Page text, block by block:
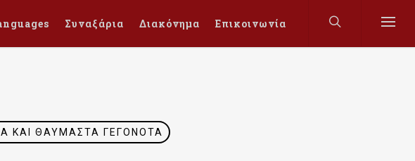
Συναξάρια Διακόνημα Επικοινωνία
ΚΑΙ ΘΑΥΜΑΣΤΆ ΓΕΓΟΝΌΤΑ